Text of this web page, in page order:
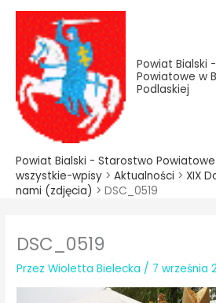
treści
Przejdź
treści
Powiat Bialski
Powiatowe w
Podlaskiej
Powiat Bialski - Starostwo Powiatowe
wszystkie-wpisy > Aktualności > XIX
nami (zdjęcia) > DSC_0519
DSC_0519
PrzezWioletta Bielecka / 7 września